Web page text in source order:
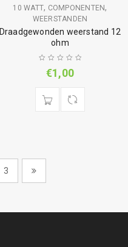
10 WATT, COMPONENTEN,
WEERSTANDEN
Draadgewonden weerstand 12
ohm
€1,00
3